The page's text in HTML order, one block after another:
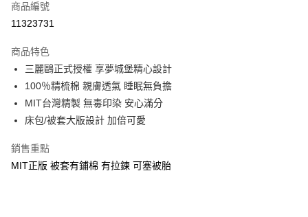
超商取貨付款
Apple Pay
街口支付
悠遊付
Google Pay
ATM付款
商品編號
11323731
商品特色
三麗鷗正式授權 享夢城堡精心設計
100％精梳棉 親膚透氣 睡眠無負擔
MIT台灣精製 無毒印染 安心滿分
床包/被套大版設計 加倍可愛
銷售重點
MIT正版 被套有鋪棉 有拉鍊 可塞被胎